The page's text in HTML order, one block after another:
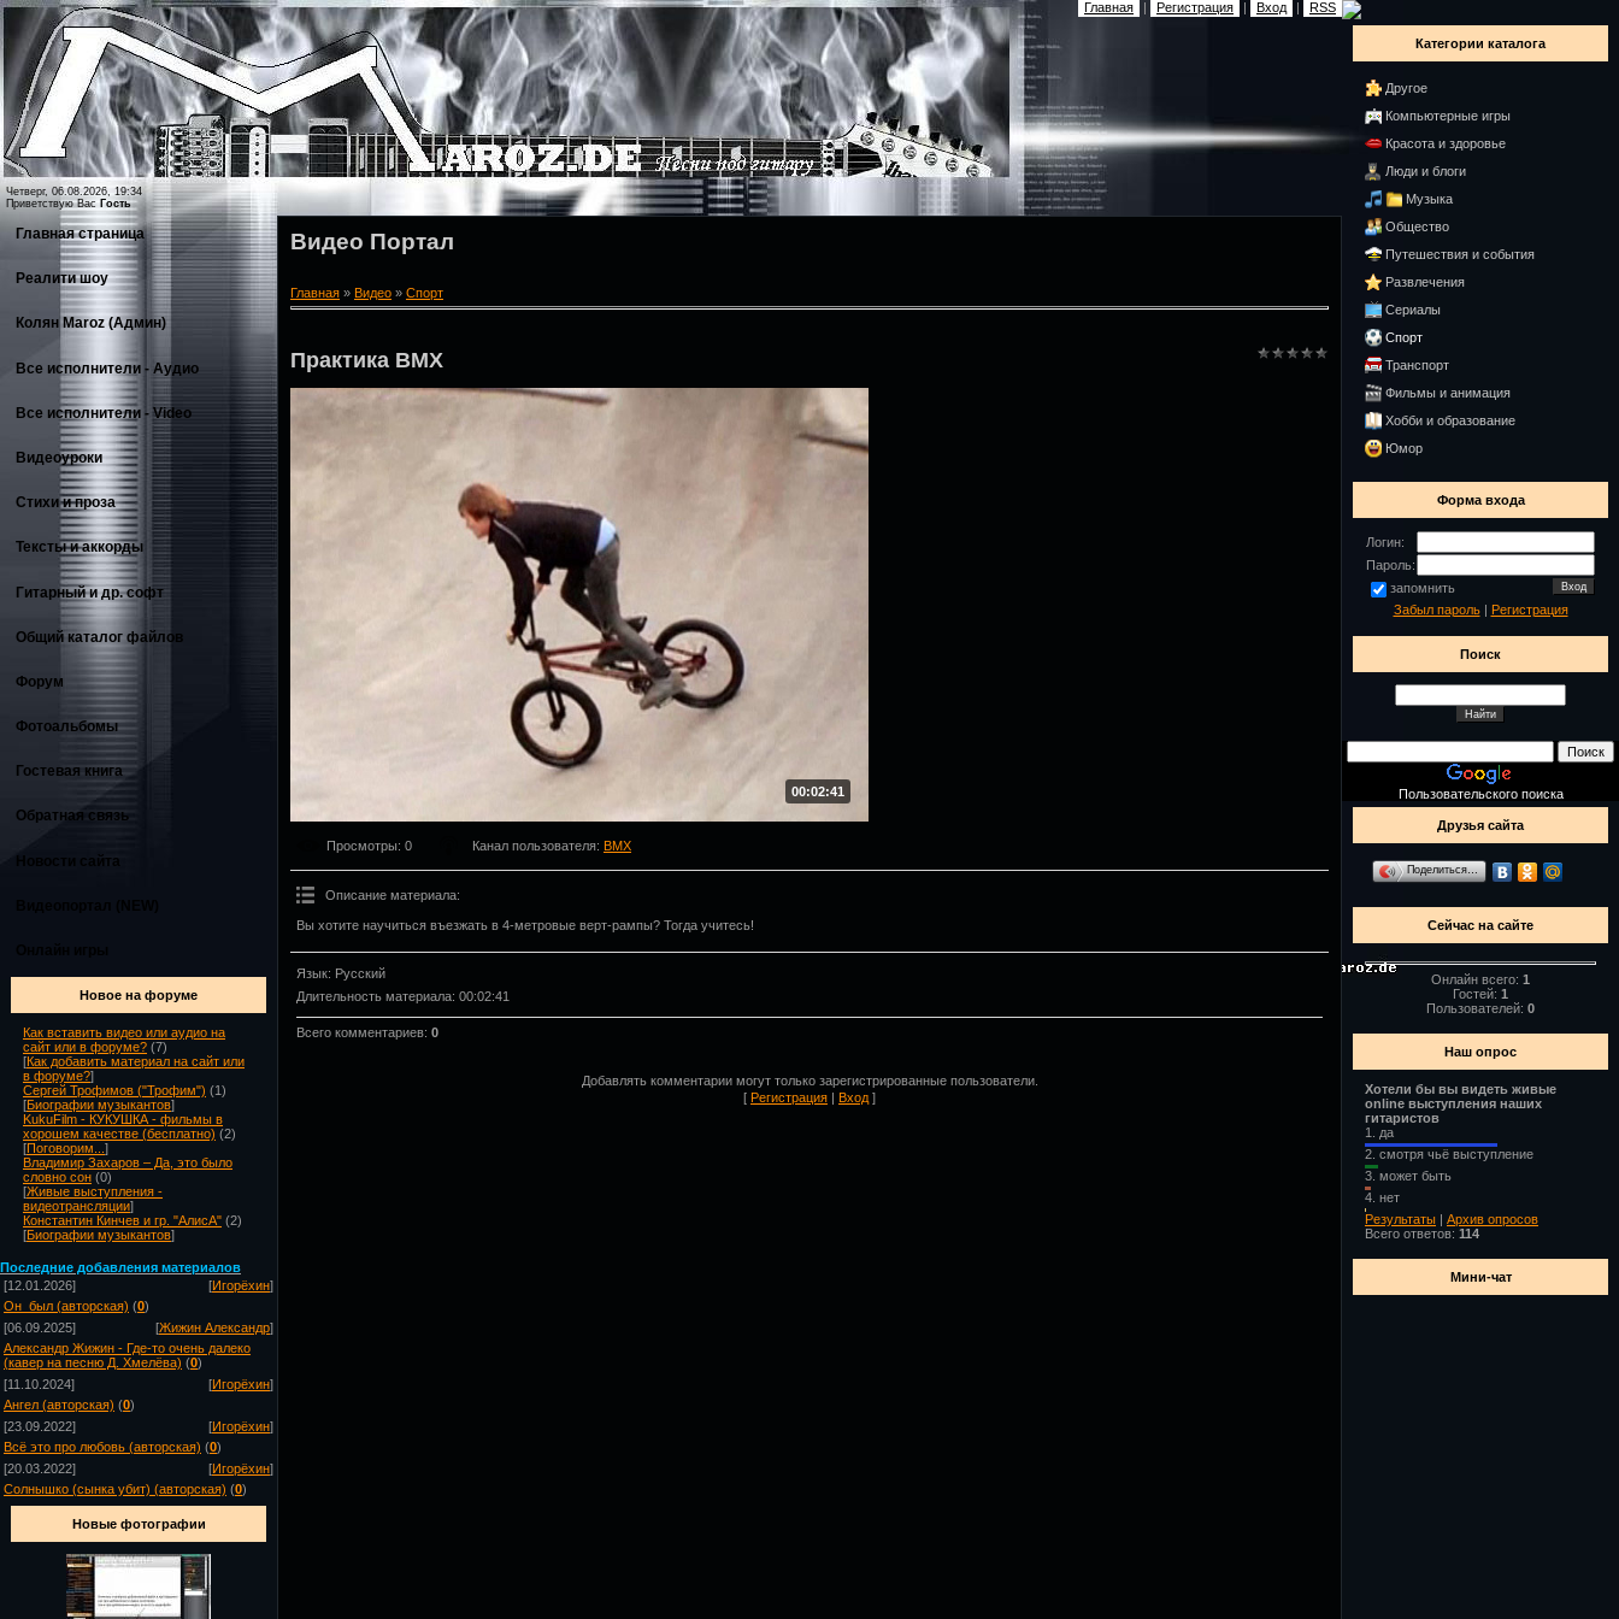
Главная | Регистрация | Вход | RSS
Четверг, 06.08.2026, 19:34
Приветствую Вас Гость
Главная страница
Реалити шоу
Колян Maroz (Админ)
Все исполнители - Аудио
Все исполнители - Video
Видеоуроки
Стихи и проза
Тексты и аккорды
Гитарный и др. софт
Общий каталог файлов
Форум
Фотоальбомы
Гостевая книга
Обратная связь
Новости сайта
Новое на форуме
Как вставить видео или аудио на
сайт или в форуме? (7)
[Как добавить материал на сайт или
в форуме?]
Сергей Трофимов ("Трофим") (1)
[Биографии музыкантов]
KukuFilm - КУКУШКА - фильмы в
хорошем качестве (бесплатно) (2)
[Поговорим... ]
Владимир Захаров – Да, это было
словно сон (0)
[Живые выступления -
видеотрансляции]
Константин Кинчев и гр. "АлисА" (2)
[Биографии музыкантов]
Последние добавления материалов
[12.01.2026]
[Игорёхин]
Он_был (авторская) (0)
[06.09.2025]
[Жижин Александр]
Александр Жижин - Где-то очень далеко
(кавер на песню Д. Хмелёва) (0)
[11.10.2024]
[Игорёхин]
Ангел (авторская) (0)
[23.09.2022]
[Игорёхин]
Всё это про любовь (авторская) (0)
[20.03.2022]
[Игорёхин]
Солнышко (сынка убит) (авторская) (0)
Новые фотографии
Видео Портал
Главная » Видео » Спорт
Практика BMX
00:02:41
Просмотры: 0 Канал пользователя: BMX
Описание материала:
Вы хотите научиться въезжать в 4-метровые верт-рампы? Тогда учитесь!
Язык: Русский
Длительность материала: 00:02:41
Всего комментариев: 0
Добавлять комментарии могут только зарегистрированные пользователи.
[ Регистрация | Вход ]
Категории каталога
Другое
Компьютерные игры
Красота и здоровье
Люди и блоги
Музыка
Общество
Путешествия и события
Развлечения
Сериалы
Спорт
Транспорт
Фильмы и анимация
Хобби и образование
Юмор
Форма входа
Логин:
Пароль:
запомнить
Забыл пароль| Регистрация
Поиск
Пользовательского поиска
Друзья сайта
Поделиться…
Сейчас на сайте
Онлайн всего: 1
Гостей: 1
Пользователей: 0
Наш опрос
Хотели бы вы видеть живые
online выступления наших
гитаристов
1. да
2. смотря чьё выступление
3. может быть
4. нет
Результаты | Архив опросов
Всего ответов: 114
Мини-чат